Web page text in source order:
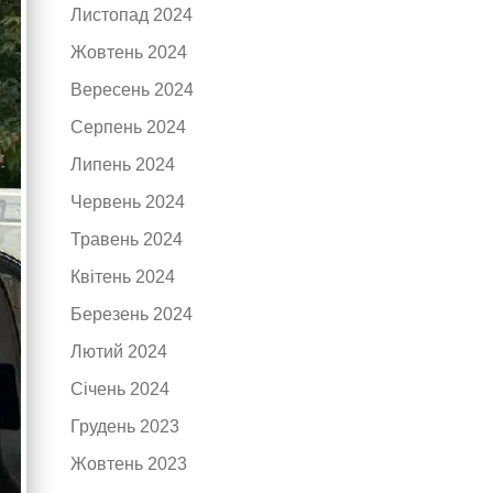
Листопад 2024
Жовтень 2024
Вересень 2024
Серпень 2024
Липень 2024
Червень 2024
Травень 2024
Квітень 2024
Березень 2024
Лютий 2024
Січень 2024
Грудень 2023
Жовтень 2023